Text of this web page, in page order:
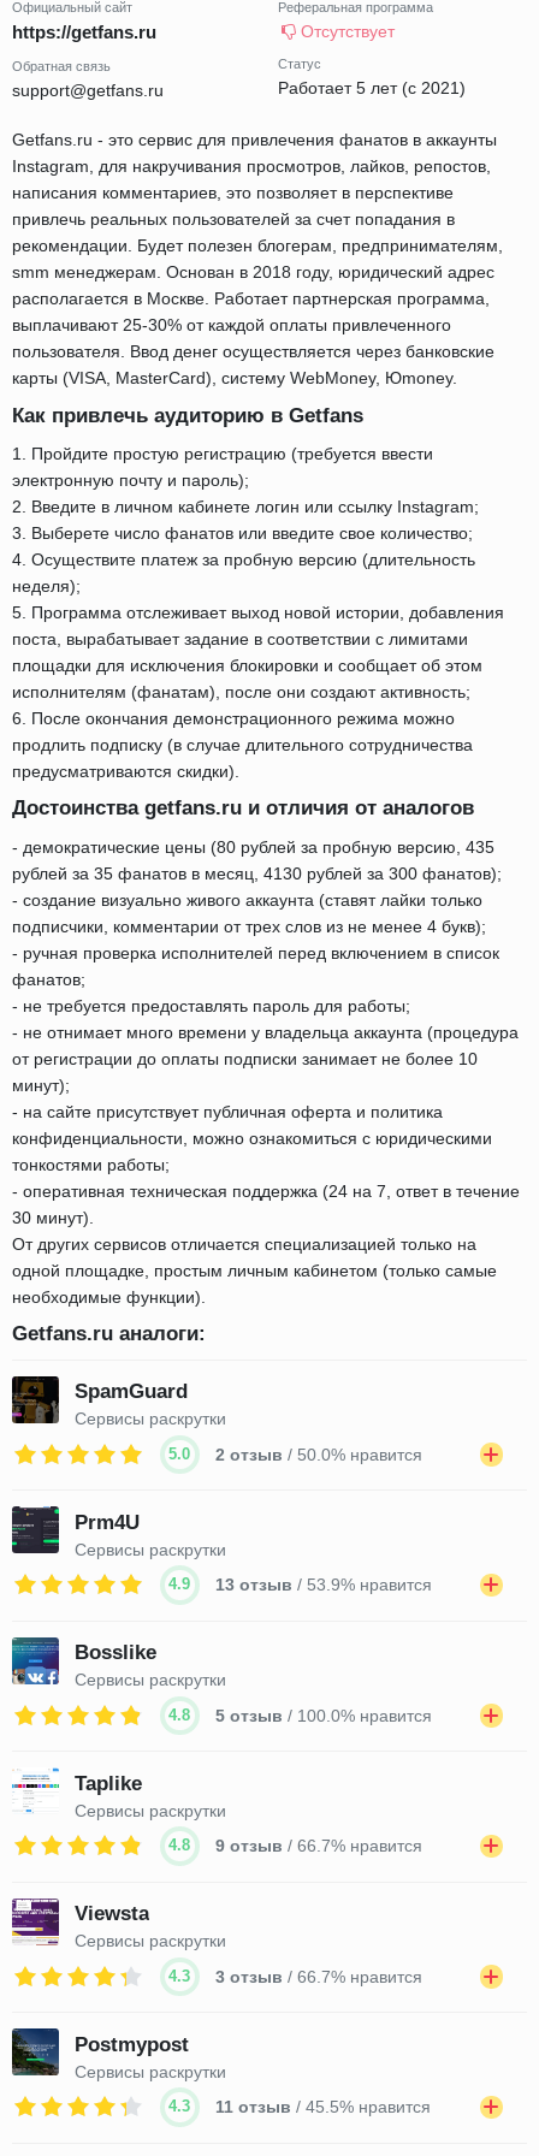
Официальный сайт
https://getfans.ru
Обратная связь
support@getfans.ru
Реферальная программа
Отсутствует
Статус
Работает 5 лет (с 2021)
Getfans.ru - это сервис для привлечения фанатов в аккаунты
Instagram, для накручивания просмотров, лайков, репостов,
написания комментариев, это позволяет в перспективе
привлечь реальных пользователей за счет попадания в
рекомендации. Будет полезен блогерам, предпринимателям,
smm менеджерам. Основан в 2018 году, юридический адрес
располагается в Москве. Работает партнерская программа,
выплачивают 25-30% от каждой оплаты привлеченного
пользователя. Ввод денег осуществляется через банковские
карты (VISA, MasterCard), систему WebMoney, Юmoney.
Как привлечь аудиторию в Getfans
1. Пройдите простую регистрацию (требуется ввести
электронную почту и пароль);
2. Введите в личном кабинете логин или ссылку Instagram;
3. Выберете число фанатов или введите свое количество;
4. Осуществите платеж за пробную версию (длительность
неделя);
5. Программа отслеживает выход новой истории, добавления
поста, вырабатывает задание в соответствии с лимитами
площадки для исключения блокировки и сообщает об этом
исполнителям (фанатам), после они создают активность;
6. После окончания демонстрационного режима можно
продлить подписку (в случае длительного сотрудничества
предусматриваются скидки).
Достоинства getfans.ru и отличия от аналогов
- демократические цены (80 рублей за пробную версию, 435
рублей за 35 фанатов в месяц, 4130 рублей за 300 фанатов);
- создание визуально живого аккаунта (ставят лайки только
подписчики, комментарии от трех слов из не менее 4 букв);
- ручная проверка исполнителей перед включением в список
фанатов;
- не требуется предоставлять пароль для работы;
- не отнимает много времени у владельца аккаунта (процедура
от регистрации до оплаты подписки занимает не более 10
минут);
- на сайте присутствует публичная оферта и политика
конфиденциальности, можно ознакомиться с юридическими
тонкостями работы;
- оперативная техническая поддержка (24 на 7, ответ в течение
30 минут).
От других сервисов отличается специализацией только на
одной площадке, простым личным кабинетом (только самые
необходимые функции).
Getfans.ru аналоги:
SpamGuard
Сервисы раскрутки
5.0 2 отзыв / 50.0% нравится
Prm4U
Сервисы раскрутки
4.9 13 отзыв / 53.9% нравится
Bosslike
Сервисы раскрутки
4.8 5 отзыв / 100.0% нравится
Taplike
Сервисы раскрутки
4.8 9 отзыв / 66.7% нравится
Viewsta
Сервисы раскрутки
4.3 3 отзыв / 66.7% нравится
Postmypost
Сервисы раскрутки
4.3 11 отзыв / 45.5% нравится